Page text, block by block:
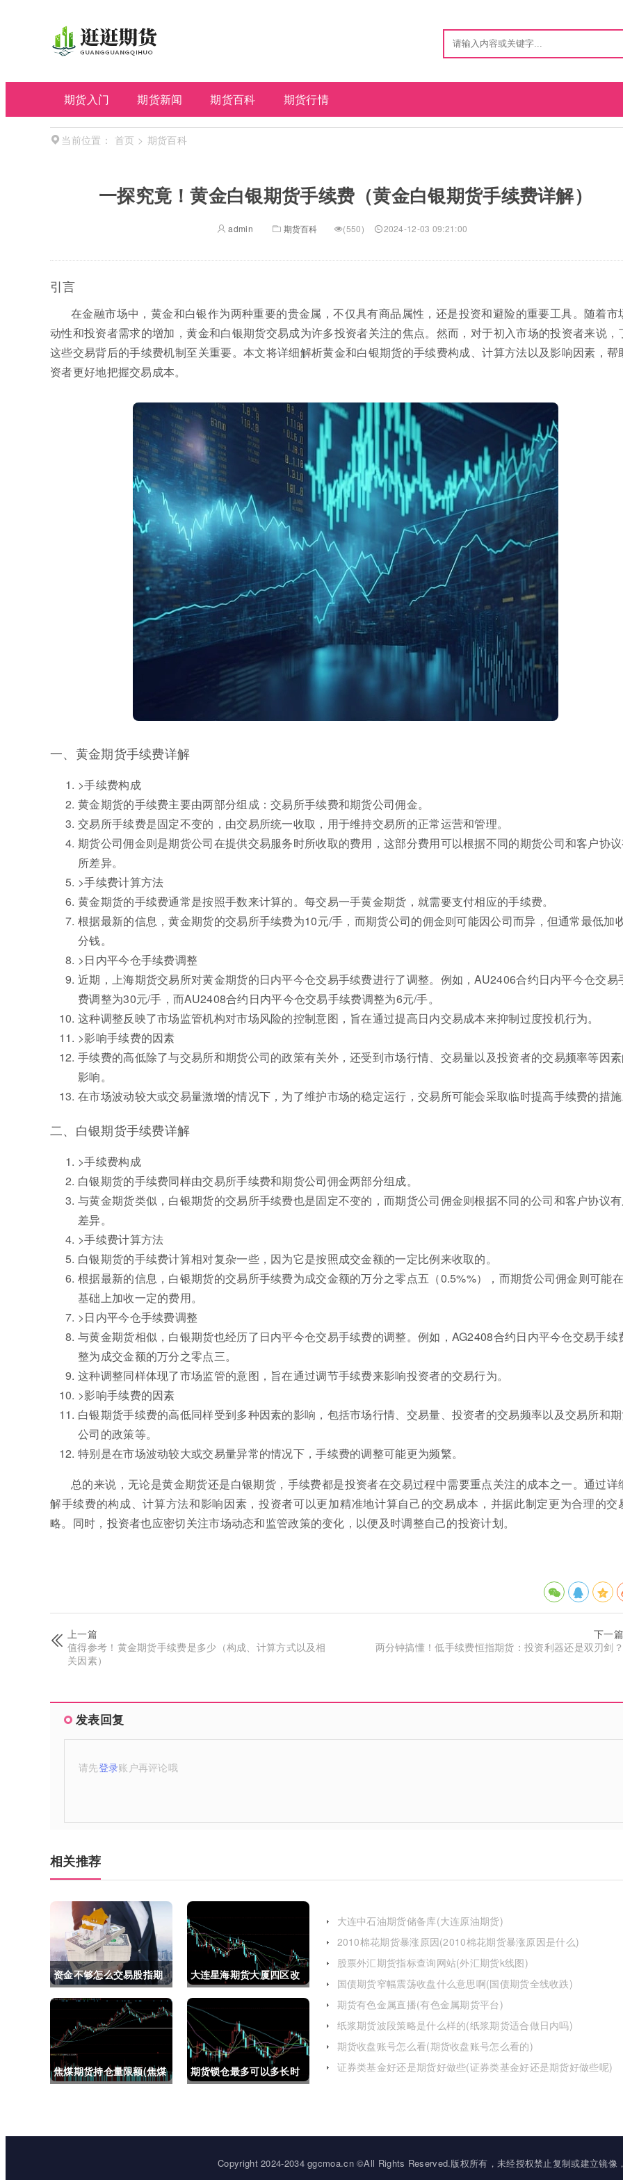
期货入门 期货新闻 期货百科 期货行情
当前位置： 首页 > 期货百科
一探究竟！黄金白银期货手续费（黄金白银期货手续费详解）
admin 期货百科 (550) 2024-12-03 09:21:00
引言
在金融市场中，黄金和白银作为两种重要的贵金属，不仅具有商品属性，还是投资和避险的重要工具。随着市
动性和投资者需求的增加，黄金和白银期货交易成为许多投资者关注的焦点。然而，对于初入市场的投资者来说，
这些交易背后的手续费机制至关重要。本文将详细解析黄金和白银期货的手续费构成、计算方法以及影响因素，帮
资者更好地把握交易成本。
一、黄金期货手续费详解
>手续费构成
黄金期货的手续费主要由两部分组成：交易所手续费和期货公司佣金。
交易所手续费是固定不变的，由交易所统一收取，用于维持交易所的正常运营和管理。
期货公司佣金则是期货公司在提供交易服务时所收取的费用，这部分费用可以根据不同的期货公司和客户协
所差异。
>手续费计算方法
黄金期货的手续费通常是按照手数来计算的。每交易一手黄金期货，就需要支付相应的手续费。
根据最新的信息，黄金期货的交易所手续费为10元/手，而期货公司的佣金则可能因公司而异，但通常最低加
分钱。
>日内平今仓手续费调整
近期，上海期货交易所对黄金期货的日内平今仓交易手续费进行了调整。例如，AU2406合约日内平今仓交易
费调整为30元/手，而AU2408合约日内平今仓交易手续费调整为6元/手。
这种调整反映了市场监管机构对市场风险的控制意图，旨在通过提高日内交易成本来抑制过度投机行为。
>影响手续费的因素
手续费的高低除了与交易所和期货公司的政策有关外，还受到市场行情、交易量以及投资者的交易频率等因
影响。
在市场波动较大或交易量激增的情况下，为了维护市场的稳定运行，交易所可能会采取临时提高手续费的措
二、白银期货手续费详解
>手续费构成
白银期货的手续费同样由交易所手续费和期货公司佣金两部分组成。
与黄金期货类似，白银期货的交易所手续费也是固定不变的，而期货公司佣金则根据不同的公司和客户协议
差异。
>手续费计算方法
白银期货的手续费计算相对复杂一些，因为它是按照成交金额的一定比例来收取的。
根据最新的信息，白银期货的交易所手续费为成交金额的万分之零点五（0.5%%），而期货公司佣金则可能
基础上加收一定的费用。
>日内平今仓手续费调整
与黄金期货相似，白银期货也经历了日内平今仓交易手续费的调整。例如，AG2408合约日内平今仓交易手续
整为成交金额的万分之零点三。
这种调整同样体现了市场监管的意图，旨在通过调节手续费来影响投资者的交易行为。
>影响手续费的因素
白银期货手续费的高低同样受到多种因素的影响，包括市场行情、交易量、投资者的交易频率以及交易所和
公司的政策等。
特别是在市场波动较大或交易量异常的情况下，手续费的调整可能更为频繁。
总的来说，无论是黄金期货还是白银期货，手续费都是投资者在交易过程中需要重点关注的成本之一。通过详
解手续费的构成、计算方法和影响因素，投资者可以更加精准地计算自己的交易成本，并据此制定更为合理的交
略。同时，投资者也应密切关注市场动态和监管政策的变化，以便及时调整自己的投资计划。
上一篇
值得参考！黄金期货手续费是多少（构成、计算方式以及相
关因素）
下一篇
两分钟搞懂！低手续费恒指期货：投资利器还是双刃剑？
发表回复
请先登录账户再评论哦
相关推荐
资金不够怎么交易股指期
货(资金不够怎么交易股指
期货呢)
大连星海期货大厦四区改
建(大连星海广场期货大
厦)
焦煤期货持仓量限额(焦煤
期货锁仓最多可以多长时
大连中石油期货储备库(大连原油期货)
2010棉花期货暴涨原因(2010棉花期货暴涨原因是什么)
股票外汇期货指标查询网站(外汇期货k线图)
国债期货窄幅震荡收盘什么意思啊(国债期货全线收跌)
期货有色金属直播(有色金属期货平台)
纸浆期货波段策略是什么样的(纸浆期货适合做日内吗)
期货收盘账号怎么看(期货收盘账号怎么看的)
证券类基金好还是期货好做些(证券类基金好还是期货好做些呢)
Copyright 2024-2034 ggcmoa.cn ©All Rights Reserved.版权所有，未经授权禁止复制或建立镜像